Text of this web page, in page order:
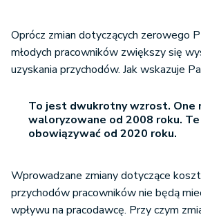
Oprócz zmian dotyczących zerowego
młodych pracowników zwiększy się
uzyskania przychodów. Jak wskazuje
To jest dwukrotny wzrost. One
waloryzowane od 2008 roku. Te
obowiązywać od 2020 roku.
Wprowadzane zmiany dotyczące
przychodów pracowników nie będą
wpływu na pracodawcę. Przy czym